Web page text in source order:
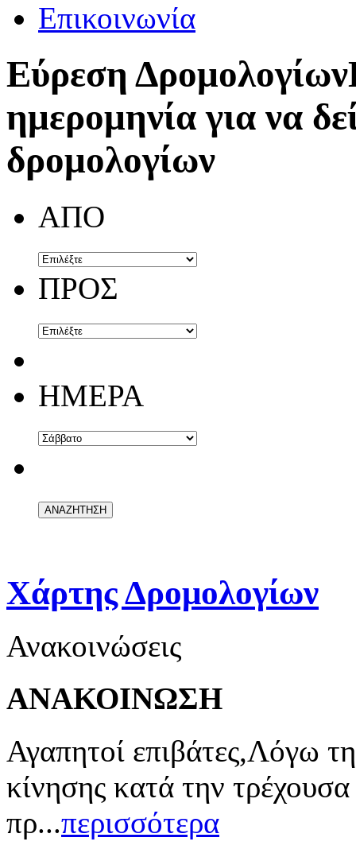
Επικοινωνία
Εύρεση Δρομολογίων
ημερομηνία για να
δρομολογίων
ΑΠΟ
ΠΡΟΣ
ΗΜΕΡΑ
Χάρτης Δρομολογίων
Ανακοινώσεις
ΑΝΑΚΟΙΝΩΣΗ
Αγαπητοί επιβάτες,Λόγω
κίνησης κατά την
πρ...περισσότερα